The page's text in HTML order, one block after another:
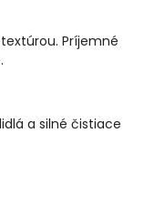
Príjemné
a silné čistiace